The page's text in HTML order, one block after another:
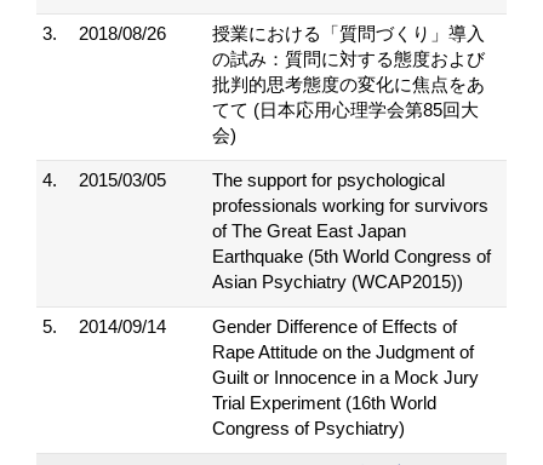
3. 2018/08/26
授業における「質問づくり」導入
の試み：質問に対する態度および
批判的思考態度の変化に焦点をあ
てて (日本応用心理学会第85回大
会)
4. 2015/03/05
The support for psychological
professionals working for survivors
of The Great East Japan
Earthquake (5th World Congress of
Asian Psychiatry (WCAP2015))
5. 2014/09/14
Gender Difference of Effects of
Rape Attitude on the Judgment of
Guilt or Innocence in a Mock Jury
Trial Experiment (16th World
Congress of Psychiatry)